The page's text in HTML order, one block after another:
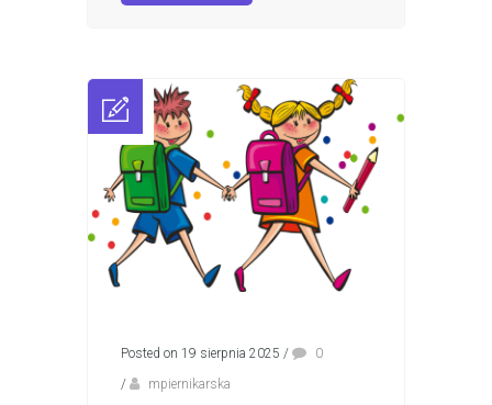
Posted on 19 sierpnia 2025 /
0
/
mpiernikarska